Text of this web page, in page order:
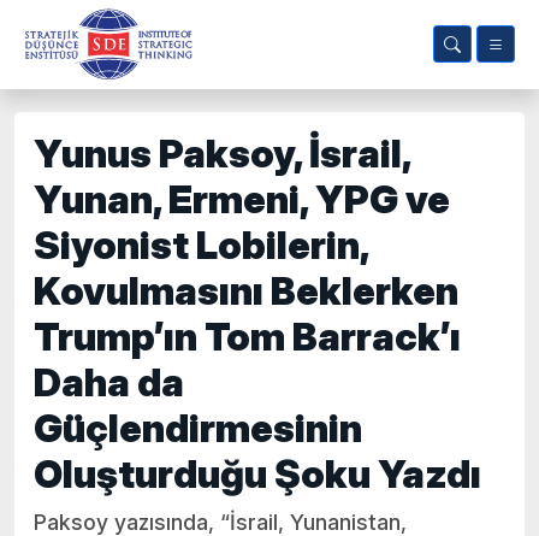
Yunus Paksoy, İsrail,
Yunan, Ermeni, YPG ve
Siyonist Lobilerin,
Kovulmasını Beklerken
Trump’ın Tom Barrack’ı
Daha da
Güçlendirmesinin
Oluşturduğu Şoku Yazdı
Paksoy yazısında, “İsrail, Yunanistan,